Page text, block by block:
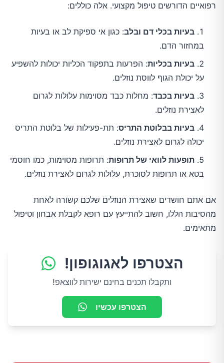
רפואיים הדורשים טיפול מקצועי. אלה כוללים:
בעיות בכלי דם ובלב: כגון אי ספיקת לב או בעיות
במחזור הדם.
בעיות בכליות: הפרעות בתפקוד הכליות יכולות להשפיע
על יכולת הגוף לווסת נוזלים.
בעיות בכבד: מחלות כבד מסוימות עלולות לגרום
לאצירת נוזלים.
בעיות בבלוטת התריס: תת-פעילות של בלוטת התריס
יכולה לגרום לאצירת נוזלים.
תופעות לוואי של תרופות: תרופות מסוימות, כמו חוסמי
בטא או תרופות לסוכרת, עלולות לגרום לאצירת נוזלים.
מתאימים.
הצטרפו לאגוגופון!
ותקבלו תכנים בחינם ישירות לווצאפ!
הצטרפו עכשיו